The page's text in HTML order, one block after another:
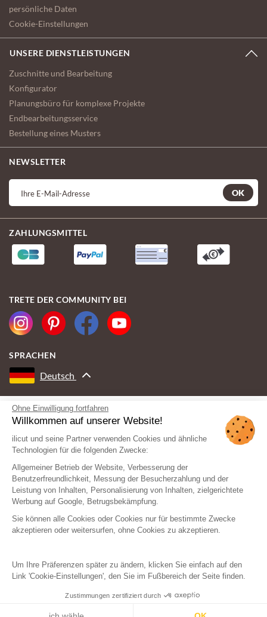
Ohne Einwilligung fortfahren
Willkommen auf unserer Website!
ilicut und seine Partner verwenden Cookies und ähnliche
Technologien für die folgenden Zwecke:
Allgemeiner Betrieb der Website, Verbesserung der
Benutzerfreundlichkeit, Messung der Besucherzahlung und der
Leistung von Inhalten, Personalisierung von Inhalten, zielgerichtete
Werbung auf Google, Betrugsbekämpfung.
Sie können alle Cookies oder Cookies nur für bestimmte Zwecke
akzeptieren oder weitersurfen, ohne Cookies zu akzeptieren.
Um Ihre Präferenzen später zu ändern, klicken Sie einfach auf den
Link 'Cookie-Einstellungen', den Sie im Fußbereich der Seite finden.
Zustimmungen zertifiziert durch
persönliche Daten
Cookie-Einstellungen
UNSERE DIENSTLEISTUNGEN
Zuschnitte und Bearbeitung
Konfigurator
Planungsbüro für komplexe Projekte
Endbearbeitungsservice
Bestellung eines Musters
NEWSLETTER
OK
ZAHLUNGSMITTEL
TRETE DER COMMUNITY BEI
SPRACHEN
Deutsch
MIT DER UNTERSTÜTZUNG VON
© ilicut - Alle Rechte vorbehalten
Rechtliche Hinweise